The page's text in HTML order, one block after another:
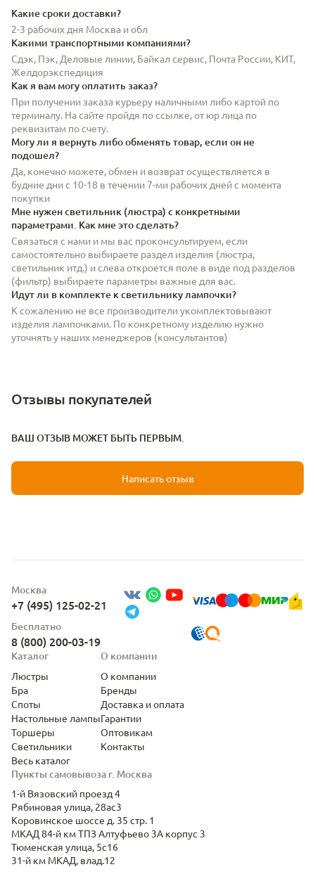
Какие сроки доставки?
2-3 рабочих дня Москва и обл
Какими транспортными компаниями?
Сдэк, Пэк, Деловые линии, Байкал сервис, Почта России, КИТ,
Желдорэкспедиция
Как я вам могу оплатить заказ?
При получении заказа курьеру наличными либо картой по
терминалу. На сайте пройдя по ссылке, от юр лица по
реквизитам по счету.
Могу ли я вернуть либо обменять товар, если он не
подошел?
Да, конечно можете, обмен и возврат осуществляется в
будние дни с 10-18 в течении 7-ми рабочих дней с момента
покупки
Мне нужен светильник (люстра) с конкретными
параметрами. Как мне это сделать?
Связаться с нами и мы вас проконсультируем, если
самостоятельно выбираете раздел изделия (люстра,
светильник итд.) и слева откроется поле в виде под разделов
(фильтр) выбираете параметры важные для вас.
Идут ли в комплекте к светильнику лампочки?
К сожалению не все производители укомплектовывают
изделия лампочками. По конкретному изделию нужно
уточнять у наших менеджеров (консультантов)
Отзывы покупателей
ВАШ ОТЗЫВ МОЖЕТ БЫТЬ ПЕРВЫМ.
Написать отзыв
Москва
+7 (495) 125-02-21
Бесплатно
8 (800) 200-03-19
Пункты самовывоза г. Москва
1-й Вязовский проезд 4
Рябиновая улица, 28ас3
Коровинское шоссе д. 35 стр. 1
МКАД 84-й км ТПЗ Алтуфьево 3А корпус 3
Тюменская улица, 5с16
31-й км МКАД, влад.12
Каталог
Люстры
Бра
Споты
Настольные лампы
Торшеры
Светильники
Весь каталог
О компании
О компании
Бренды
Доставка и оплата
Гарантии
Оптовикам
Контакты